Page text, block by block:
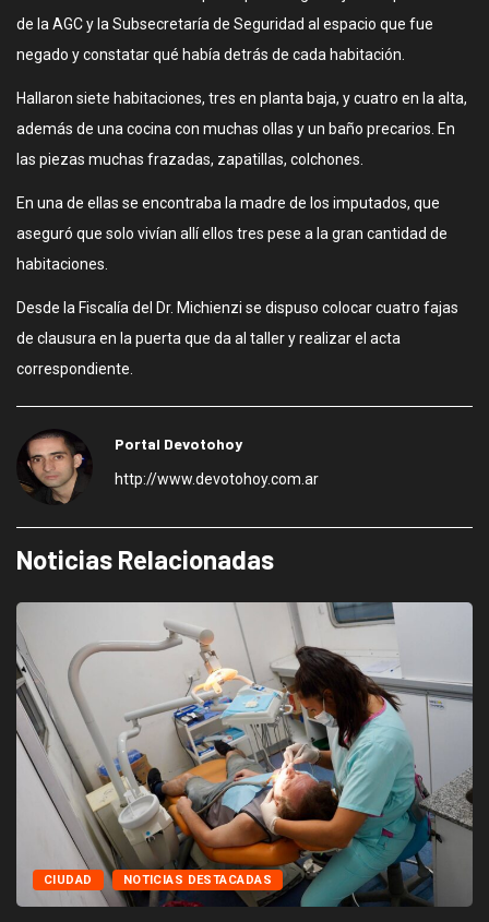
de la AGC y la Subsecretaría de Seguridad al espacio que fue
negado y constatar qué había detrás de cada habitación.
Hallaron siete habitaciones, tres en planta baja, y cuatro en la alta,
además de una cocina con muchas ollas y un baño precarios. En
las piezas muchas frazadas, zapatillas, colchones.
En una de ellas se encontraba la madre de los imputados, que
aseguró que solo vivían allí ellos tres pese a la gran cantidad de
habitaciones.
Desde la Fiscalía del Dr. Michienzi se dispuso colocar cuatro fajas
de clausura en la puerta que da al taller y realizar el acta
correspondiente.
Portal Devotohoy
http://www.devotohoy.com.ar
Noticias Relacionadas
CIUDAD NOTICIAS DESTACADAS